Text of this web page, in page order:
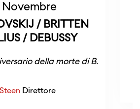
Novembre
/ BRITTEN
/ DEBUSSY
della morte di B.
Direttore